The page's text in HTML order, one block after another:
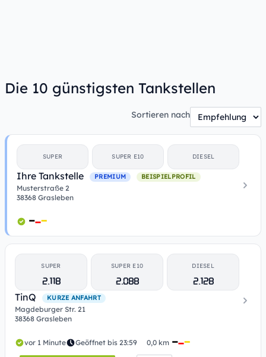
Die 10 günstigsten Tankstellen
Sortieren nach
SUPER SUPER E10 DIESEL
Ihre Tankstelle PREMIUM BEISPIELPROFIL
Musterstraße 2
38368 Grasleben
SUPER
2.118
SUPER E10
2.088
DIESEL
2.128
TinQ
KURZE ANFAHRT
Magdeburger Str. 21
38368 Grasleben
vor 1 Minute Geöffnet bis 23:59 0,0 km